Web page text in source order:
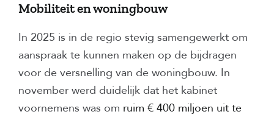
Mobiliteit en woningbouw
In 2025 is in de regio stevig samengewerkt om
aanspraak te kunnen maken op de bijdragen
voor de versnelling van de woningbouw. In
november werd duidelijk dat het kabinet
voornemens was om ruim € 400 miljoen uit te